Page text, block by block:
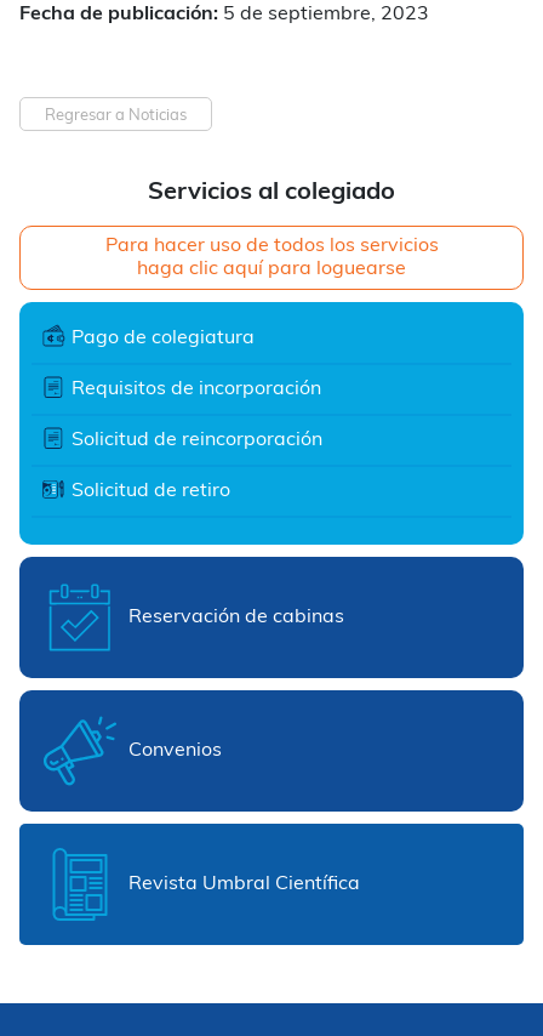
Servicios al colegiado
Para hacer uso de todos los servicios
haga clic aquí para loguearse
Pago de colegiatura
Requisitos de incorporación
Solicitud de reincorporación
Solicitud de retiro
Reservación de cabinas
Convenios
Revista Umbral Científica
Fecha de publicación: 5 de septiembre, 2023
Regresar a Noticias